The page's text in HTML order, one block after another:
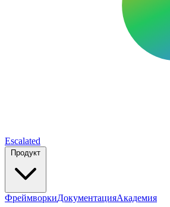
Escalated
ФреймворкиДокументацияАкадемия